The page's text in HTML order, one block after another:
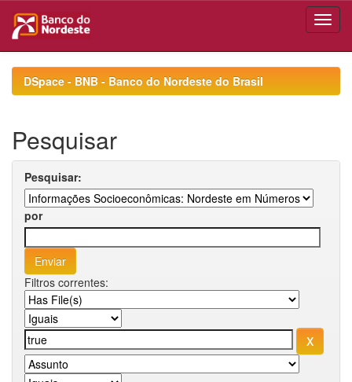
navigationDSpace - BNB - Banco do Nordeste do Brasil
Pesquisar
Pesquisar:
por
Filtros correntes: